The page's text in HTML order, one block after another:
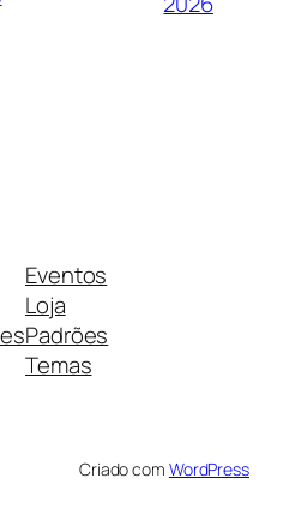
Eventos
Loja
Padrões
Temas
Criado com WordPress